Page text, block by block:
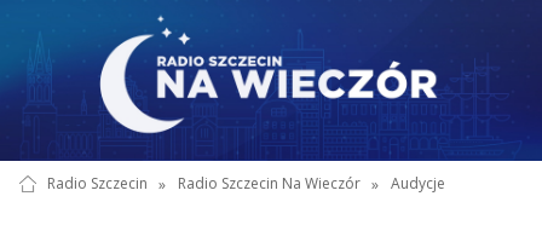
Radio Szczecin » Radio Szczecin Na Wieczór » Audycje